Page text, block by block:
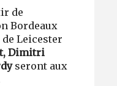
de
Bordeaux
Leicester
Dimitri
seront aux